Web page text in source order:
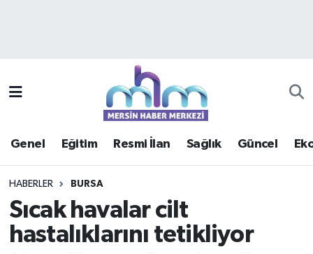
Genel Eğitim Resmi İlan Sağlık Güncel
HABERLER BURSA
Sıcak havalar cilt
hastalıklarını tetikliyor
Güncel
Mersin Trafik Yoğunluk Haritası
Süper Lig Puan Durumu ve Fikstür
Haber Arşivi